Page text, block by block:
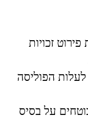
זכויות
הפוליסה
על בסיס